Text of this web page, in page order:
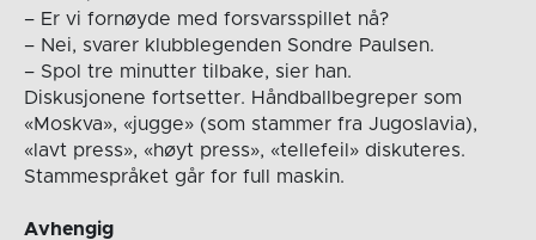
– Er vi fornøyde med forsvarsspillet nå?
– Nei, svarer klubblegenden Sondre Paulsen.
– Spol tre minutter tilbake, sier han.
Diskusjonene fortsetter. Håndballbegreper som
«Moskva», «jugge» (som stammer fra Jugoslavia),
«lavt press», «høyt press», «tellefeil» diskuteres.
Stammespråket går for full maskin.
Avhengig